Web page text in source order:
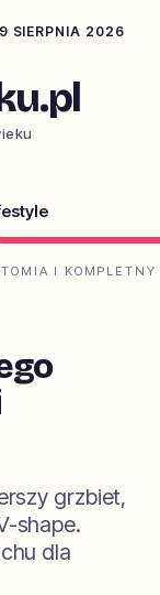
SIERPNIA 2026
I KOMPLETNY
grzbiet,
shape.
dla